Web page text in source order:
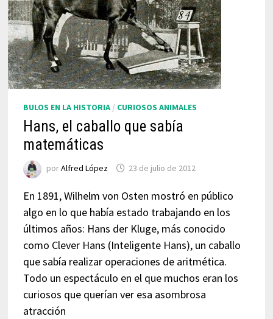
BULOS EN LA HISTORIA/ CURIOSOS ANIMALES
Hans, el caballo que sabía
matemáticas
porAlfred López 23 de julio de 2012
En 1891, Wilhelm von Osten mostró en público
algo en lo que había estado trabajando en los
últimos años: Hans der Kluge, más conocido
como Clever Hans (Inteligente Hans), un caballo
que sabía realizar operaciones de aritmética.
Todo un espectáculo en el que muchos eran los
curiosos que querían ver esa asombrosa
atracción